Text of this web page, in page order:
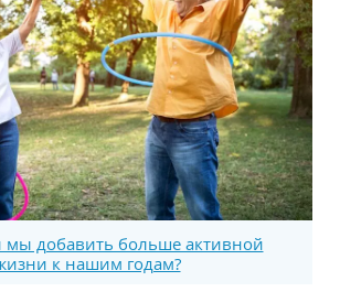
добавить больше активной
к нашим годам?